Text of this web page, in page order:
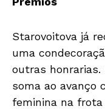
Starovoitova já
uma
outras honrarias.
soma ao avanço
feminina na